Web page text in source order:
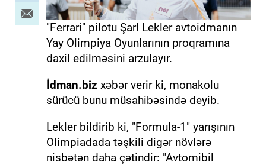
"Ferrari" pilotu Şarl Lekler avtoidmanın
Yay Olimpiya Oyunlarının proqramına
daxil edilməsini arzulayır.
İdman.biz xəbər verir ki, monakolu
sürücü bunu müsahibəsində deyib.
Lekler bildirib ki, "Formula-1" yarışının
Olimpiadada təşkili digər növlərə
nisbətən daha çətindir: "Avtomibil